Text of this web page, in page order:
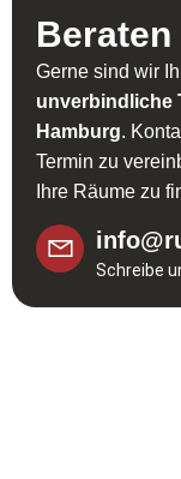
Beraten
Gerne sind wir
unverbindliche
Hamburg.
Termin zu
Ihre Räume zu
Schreibe